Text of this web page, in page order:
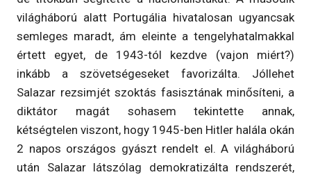
világháború alatt Portugália hivatalosan ugyancsak
semleges maradt, ám eleinte a tengelyhatalmakkal
értett egyet, de 1943-tól kezdve (vajon miért?)
inkább a szövetségeseket favorizálta. Jóllehet
Salazar rezsimjét szoktás fasisztának minősíteni, a
diktátor magát sohasem tekintette annak,
kétségtelen viszont, hogy 1945-ben Hitler halála okán
2 napos országos gyászt rendelt el. A világháború
után Salazar látszólag demokratizálta rendszerét,